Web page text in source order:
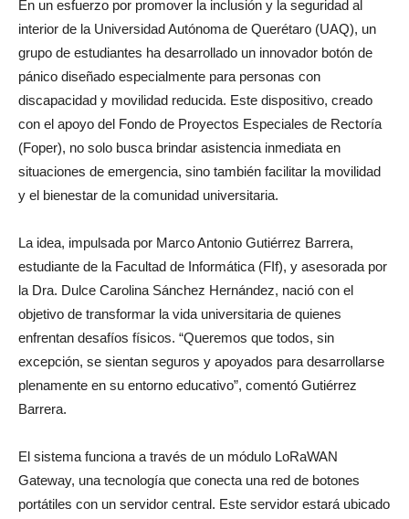
En un esfuerzo por promover la inclusión y la seguridad al
interior de la Universidad Autónoma de Querétaro (UAQ), un
grupo de estudiantes ha desarrollado un innovador botón de
pánico diseñado especialmente para personas con
discapacidad y movilidad reducida. Este dispositivo, creado
con el apoyo del Fondo de Proyectos Especiales de Rectoría
(Foper), no solo busca brindar asistencia inmediata en
situaciones de emergencia, sino también facilitar la movilidad
y el bienestar de la comunidad universitaria.
La idea, impulsada por Marco Antonio Gutiérrez Barrera,
estudiante de la Facultad de Informática (FIf), y asesorada por
la Dra. Dulce Carolina Sánchez Hernández, nació con el
objetivo de transformar la vida universitaria de quienes
enfrentan desafíos físicos. “Queremos que todos, sin
excepción, se sientan seguros y apoyados para desarrollarse
plenamente en su entorno educativo”, comentó Gutiérrez
Barrera.
El sistema funciona a través de un módulo LoRaWAN
Gateway, una tecnología que conecta una red de botones
portátiles con un servidor central. Este servidor estará ubicado